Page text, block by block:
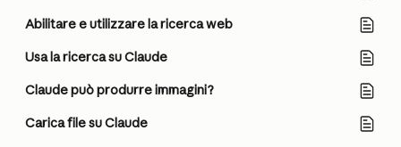
Abilitare e utilizzare la ricerca web
Usa la ricerca su Claude
Claude può produrre immagini?
Carica file su Claude